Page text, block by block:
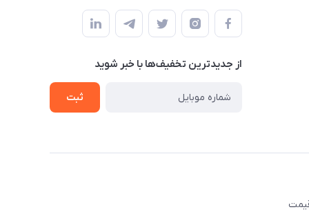
از جدید‌ترین تخفیف‌ها با‌ خبر شوید
ثبت